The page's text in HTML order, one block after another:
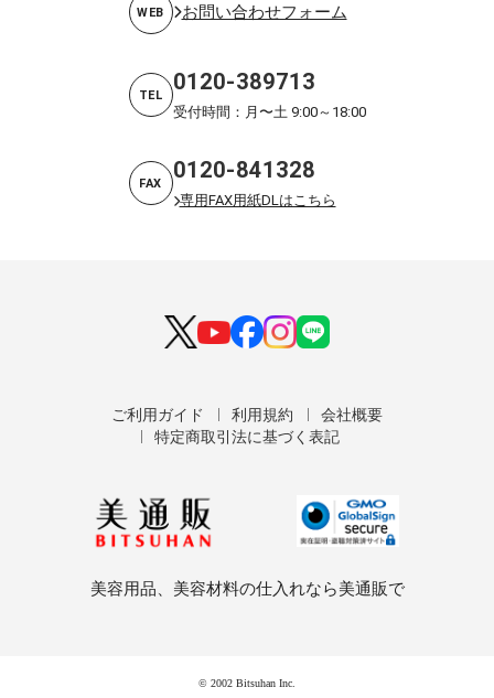
WEB お問い合わせフォーム
TEL 0120-389713
受付時間：月〜土 9:00～18:00
FAX 0120-841328
専用FAX用紙DLはこちら
ご利用ガイド 利用規約
会社概要
特定商取引法に基づく表記
美容用品、美容材料の仕入れなら美通販で
© 2002 Bitsuhan Inc.